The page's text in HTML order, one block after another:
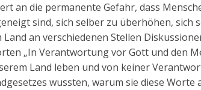
an die permanente Gefahr, dass
sind, sich selber zu überhöhen, sich
an verschiedenen Stellen
„In Verantwortung vor Gott und den
Land leben und von keiner
wussten, warum sie diese Worte